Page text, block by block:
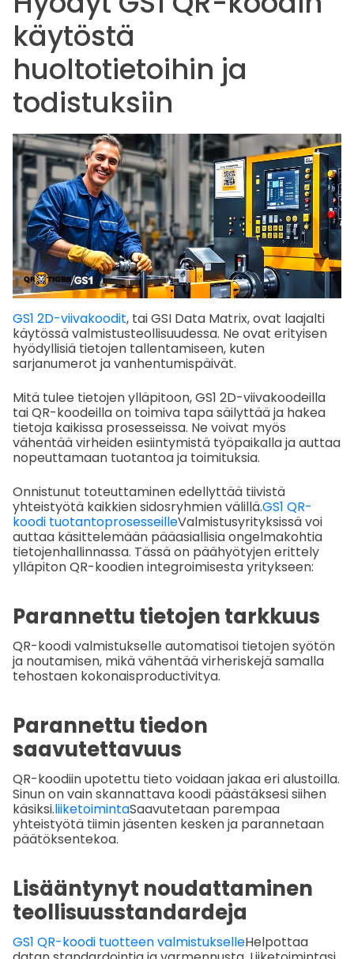
käytöstä
huoltotietoihin ja
todistuksiin
GS1 2D-viivakoodit, tai GSI Data Matrix, ovat laajalti
käytössä valmistusteollisuudessa. Ne ovat erityisen
hyödyllisiä tietojen tallentamiseen, kuten
sarjanumerot ja vanhentumispäivät.
Mitä tulee tietojen ylläpitoon, GS1 2D-viivakoodeilla
tai QR-koodeilla on toimiva tapa säilyttää ja hakea
tietoja kaikissa prosesseissa. Ne voivat myös
vähentää virheiden esiintymistä työpaikalla ja auttaa
nopeuttamaan tuotantoa ja toimituksia.
Onnistunut toteuttaminen edellyttää tiivistä
yhteistyötä kaikkien sidosryhmien välillä.GS1 QR-
koodi tuotantoprosesseilleValmistusyrityksissä voi
auttaa käsittelemään pääasiallisia ongelmakohtia
tietojenhallinnassa. Tässä on päähyötyjen erittely
ylläpiton QR-koodien integroimisesta yritykseen:
Parannettu tietojen tarkkuus
QR-koodi valmistukselle automatisoi tietojen syötön
ja noutamisen, mikä vähentää virheriskejä samalla
tehostaen kokonaisproductivitya.
Parannettu tiedon
saavutettavuus
QR-koodiin upotettu tieto voidaan jakaa eri alustoilla.
Sinun on vain skannattava koodi päästäksesi siihen
käsiksi.liiketoimintaSaavutetaan parempaa
yhteistyötä tiimin jäsenten kesken ja parannetaan
päätöksentekoa.
Lisääntynyt noudattaminen
teollisuusstandardeja
GS1 QR-koodi tuotteen valmistukselleHelpottaa